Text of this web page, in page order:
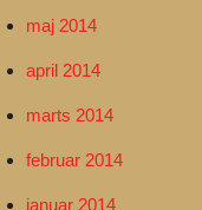
maj 2014
april 2014
marts 2014
februar 2014
januar 2014